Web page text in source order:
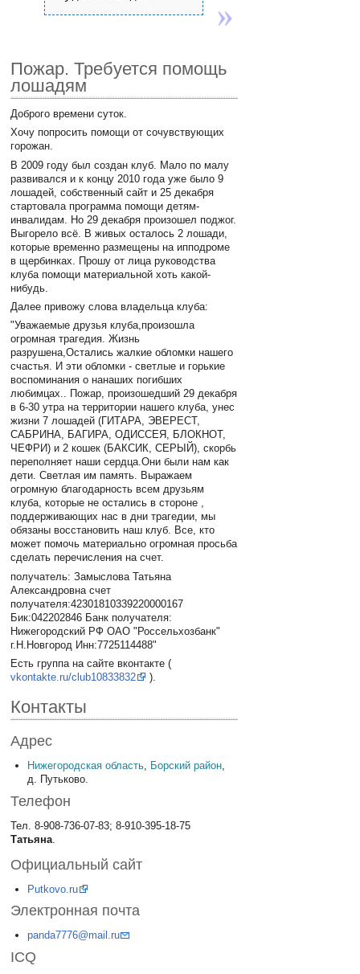
Пожар. Требуется помощь
лошадям
Доброго времени суток.
Хочу попросить помощи от сочувствующих
горожан.
В 2009 году был создан клуб. Мало по малу
развивался и к концу 2010 года уже было 9
лошадей, собственный сайт и 25 декабря
стартовала программа помощи детям-
инвалидам. Но 29 декабря произошел поджог.
Выгорело всё. В живых осталось 2 лошади,
которые временно размещены на ипподроме
в щербинках. Прошу от лица руководства
клуба помощи материальной хоть какой-
нибудь.
Далее привожу слова владельца клуба:
"Уважаемые друзья клуба,произошла
огромная трагедия. Жизнь
разрушена,Остались жалкие обломки нашего
счастья. И эти обломки - светлые и горькие
воспоминания о нанаших погибших
любимцах.. Пожар, произошедший 29 декабря
в 6-30 утра на территории нашего клуба, унес
жизни 7 лошадей (ГИТАРА, ЭВЕРЕСТ,
САБРИНА, БАГИРА, ОДИССЕЯ, БЛОКНОТ,
ЧЕФРИ) и 2 кошек (БАКСИК, СЕРЫЙ), скорбь
переполняет наши сердца.Они были нам как
дети. Светлая им память. Выражаем
огромную благодарность всем друзьям
клуба, которые не остались в стороне ,
поддерживающих нас в дни трагедии, мы
обязаны восстановить наш клуб. Все, кто
может помочь материально огромная просьба
сделать перечисления на счет.
получатель: Замыслова Татьяна
Александровна счет
получателя:42301810339220000167
Бик:042202846 Банк получателя:
Нижегородский РФ ОАО "Россельхозбанк"
г.Н.Новгород Инн:7725114488"
Есть группа на сайте вконтакте (
vkontakte.ru/club10833832
).
Контакты
Адрес
Нижегородская область, Борский район,
д. Путьково.
Телефон
Тел. 8-908-736-07-83; 8-910-395-18-75
Татьяна
Официальный сайт
Putkovo.ru
Электронная почта
panda7776@mail.ru
ICQ